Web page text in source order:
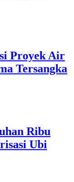
Proyek Air
Tersangka
Ribu
Ubi